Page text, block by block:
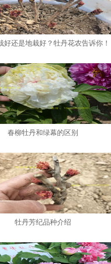
好还是地栽好？牡丹花农告诉你！
春柳牡丹和绿幕的区别
牡丹芳纪品种介绍